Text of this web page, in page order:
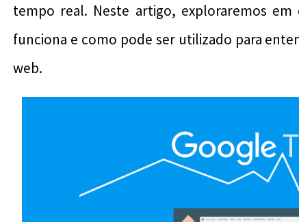
tempo real. Neste artigo, exploraremos
funciona e como pode ser utilizado para
web.